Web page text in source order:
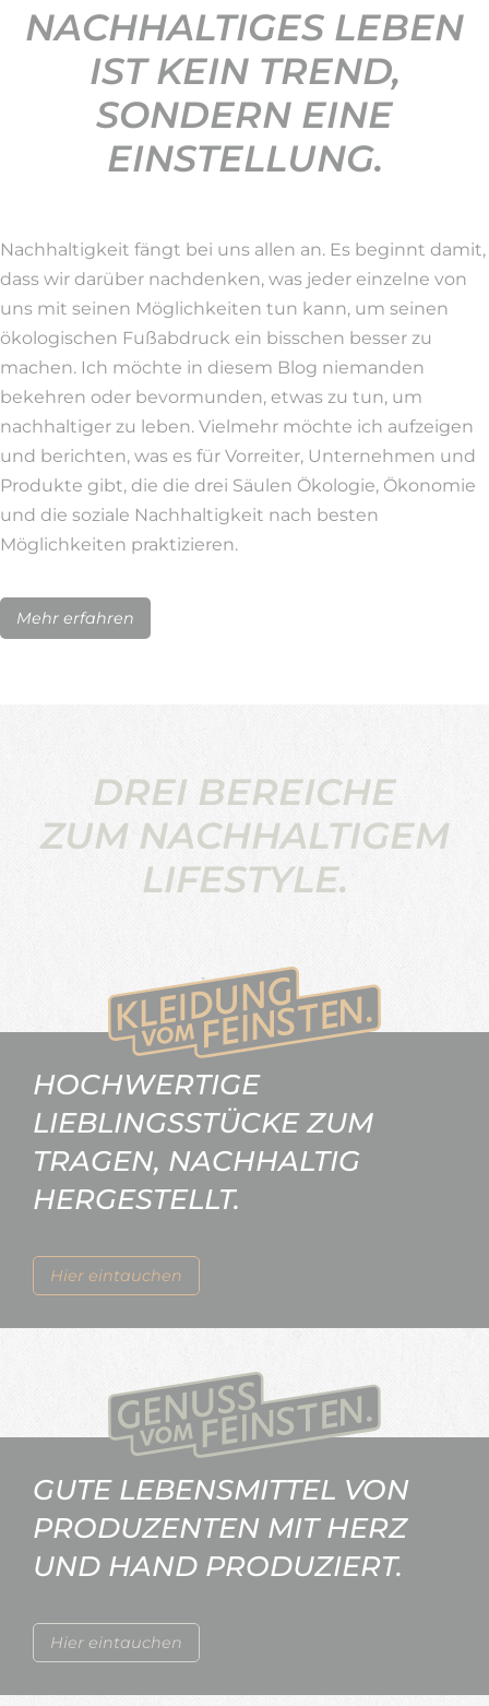
NACHHALTIGES LEBEN
IST KEIN TREND,
SONDERN EINE
EINSTELLUNG.
Nachhaltigkeit fängt bei uns allen an. Es beginnt damit,
dass wir darüber nachdenken, was jeder einzelne von
uns mit seinen Möglichkeiten tun kann, um seinen
ökologischen Fußabdruck ein bisschen besser zu
machen. Ich möchte in diesem Blog niemanden
bekehren oder bevormunden, etwas zu tun, um
nachhaltiger zu leben. Vielmehr möchte ich aufzeigen
und berichten, was es für Vorreiter, Unternehmen und
Produkte gibt, die die drei Säulen Ökologie, Ökonomie
und die soziale Nachhaltigkeit nach besten
Möglichkeiten praktizieren.
Mehr erfahren
DREI BEREICHE
ZUM NACHHALTIGEM
LIFESTYLE.
Hier eintauchen
HOCHWERTIGE
LIEBLINGSSTÜCKE ZUM
TRAGEN, NACHHALTIG
HERGESTELLT.
Hier eintauchen
GUTE LEBENSMITTEL VON
PRODUZENTEN MIT HERZ
UND HAND PRODUZIERT.